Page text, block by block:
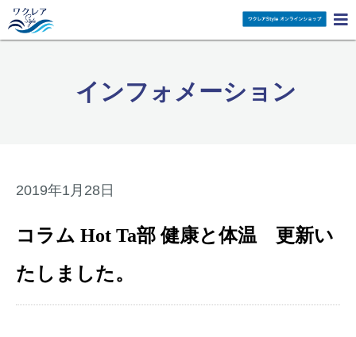

インフォメーション
2019年1月28日
コラム Hot Ta部 健康と体温 更新い
たしました。